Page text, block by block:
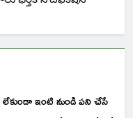
లేకుండా ఇంటి నుండి పని చేసే